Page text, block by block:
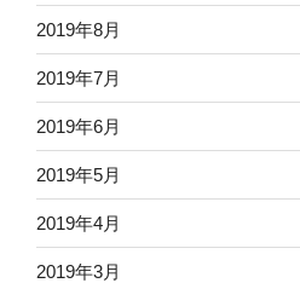
2019年8月
2019年7月
2019年6月
2019年5月
2019年4月
2019年3月